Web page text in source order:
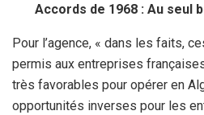
Accords de 1968 : Au seul
Pour l’agence, « dans les faits,
permis aux entreprises
très favorables pour opérer en
opportunités inverses pour les